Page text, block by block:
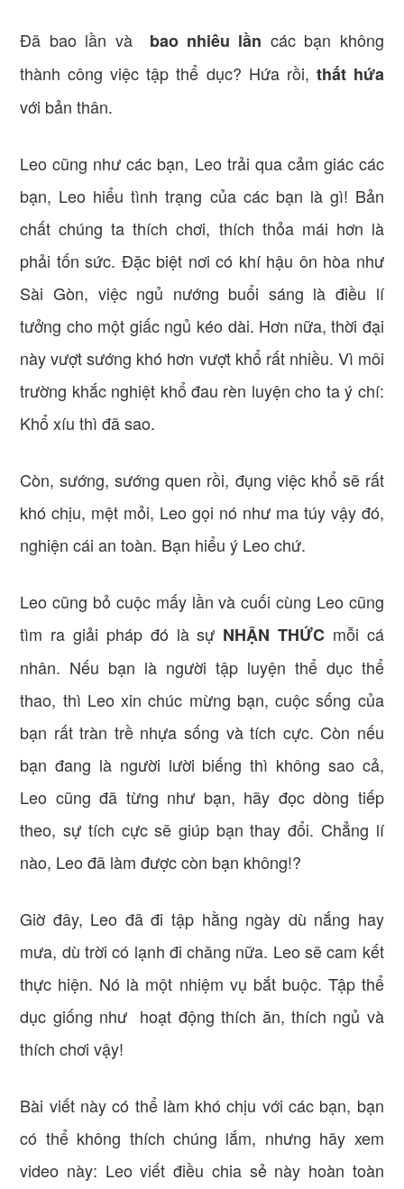
Đã bao lần và bao nhiêu lần các bạn không
thành công việc tập thể dục? Hứa rồi, thất hứa
với bản thân.
Leo cũng như các bạn, Leo trải qua cảm giác các
bạn, Leo hiểu tình trạng của các bạn là gì! Bản
chất chúng ta thích chơi, thích thỏa mái hơn là
phải tốn sức. Đặc biệt nơi có khí hậu ôn hòa như
Sài Gòn, việc ngủ nướng buổi sáng là điều lí
tưởng cho một giấc ngủ kéo dài. Hơn nữa, thời đại
này vượt sướng khó hơn vượt khổ rất nhiều. Vì môi
trường khắc nghiệt khổ đau rèn luyện cho ta ý chí:
Khổ xíu thì đã sao.
Còn, sướng, sướng quen rồi, đụng việc khổ sẽ rất
khó chịu, mệt mỏi, Leo gọi nó như ma túy vậy đó,
nghiện cái an toàn. Bạn hiểu ý Leo chứ.
Leo cũng bỏ cuộc mấy lần và cuối cùng Leo cũng
tìm ra giải pháp đó là sự NHẬN THỨCmỗi cá
nhân. Nếu bạn là người tập luyện thể dục thể
thao, thì Leo xin chúc mừng bạn, cuộc sống của
bạn rất tràn trề nhựa sống và tích cực. Còn nếu
bạn đang là người lười biếng thì không sao cả,
Leo cũng đã từng như bạn, hãy đọc dòng tiếp
theo, sự tích cực sẽ giúp bạn thay đổi. Chẳng lí
nào, Leo đã làm được còn bạn không!?
Giờ đây, Leo đã đi tập hằng ngày dù nắng hay
mưa, dù trời có lạnh đi chăng nữa. Leo sẽ cam kết
thực hiện. Nó là một nhiệm vụ bắt buộc. Tập thể
dục giống như hoạt động thích ăn, thích ngủ và
thích chơi vậy!
Bài viết này có thể làm khó chịu với các bạn, bạn
có thể không thích chúng lắm, nhưng hãy xem
video này: Leo viết điều chia sẻ này hoàn toàn